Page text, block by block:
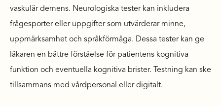
vaskulär demens. Neurologiska tester kan inkludera
frågesporter eller uppgifter som utvärderar minne,
uppmärksamhet och språkförmåga. Dessa tester kan ge
läkaren en bättre förståelse för patientens kognitiva
funktion och eventuella kognitiva brister. Testning kan ske
tillsammans med vårdpersonal eller digitalt.